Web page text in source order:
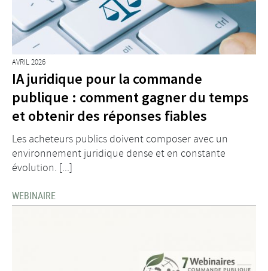
AVRIL 2026
IA juridique pour la commande
publique : comment gagner du temps
et obtenir des réponses fiables
Les acheteurs publics doivent composer avec un
environnement juridique dense et en constante
évolution. [...]
WEBINAIRE